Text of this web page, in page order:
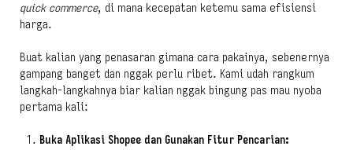
quick commerce, di mana kecepatan ketemu sama efisiensi
harga.
Buat kalian yang penasaran gimana cara pakainya, sebenernya
gampang banget dan nggak perlu ribet. Kami udah rangkum
langkah-langkahnya biar kalian nggak bingung pas mau nyoba
pertama kali:
Buka Aplikasi Shopee dan Gunakan Fitur Pencarian: